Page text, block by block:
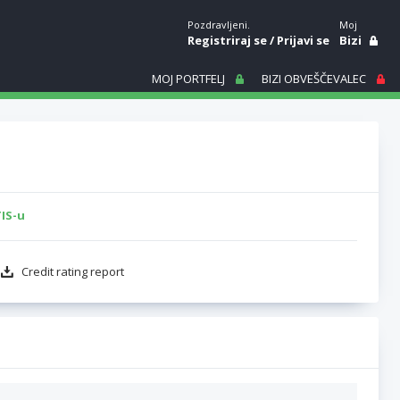
Pozdravljeni.
Registriraj se/Prijavi se
Moj
Bizi
MOJ PORTFELJ BIZI OBVEŠČEVALEC
u
Credit rating report